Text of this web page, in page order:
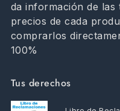
da información de las
precios de cada
comprarlos
100%
Tus derechos